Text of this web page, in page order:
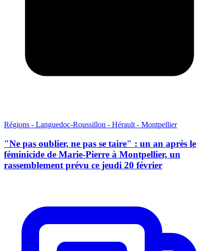
Régions - Languedoc-Roussillon - Hérault - Montpellier
"Ne pas oublier, ne pas se taire" : un an après le
féminicide de Marie-Pierre à Montpellier, un
rassemblement prévu ce jeudi 20 février